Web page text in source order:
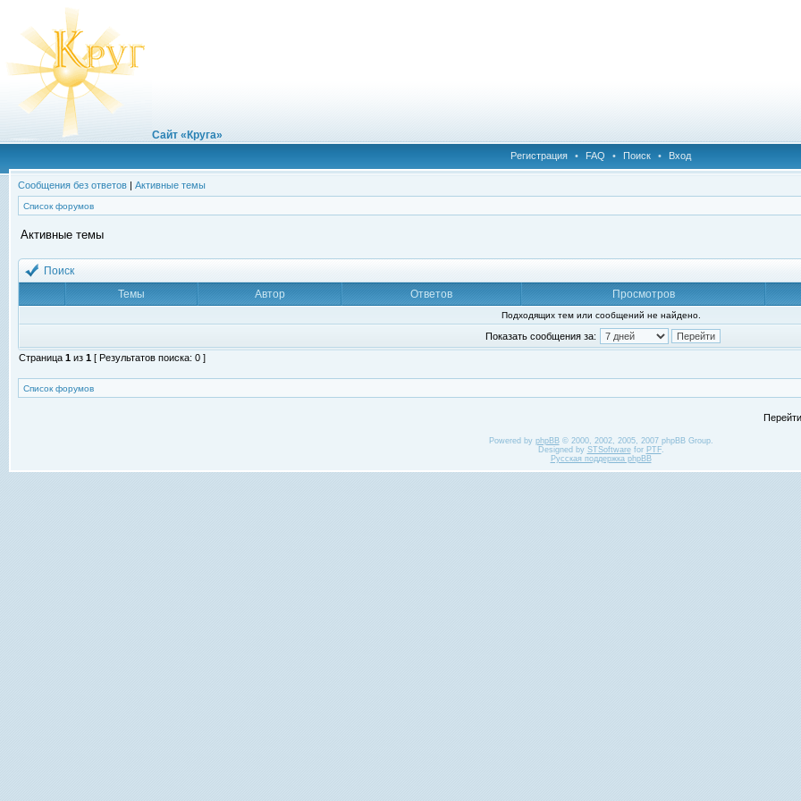
Сайт «Круга»
Регистрация • FAQ • Поиск • Вход
Сообщения без ответов | Активные темы
Список форумов
Активные темы
Поиск
Темы
Автор Ответов Просмотров
Подходящих тем или сообщений не найдено.
Показать сообщения за:
Страница 1 из 1 [ Результатов поиска: 0 ]
Список форумов
Powered by phpBB© 2000, 2002, 2005, 2007 phpBB Group.
Designed by STSoftwarefor PTF.
Русская поддержка phpBB